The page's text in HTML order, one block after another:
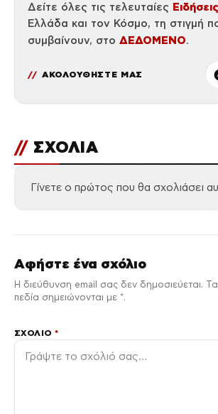
Δείτε όλες τις τελευταίες Ειδήσεις
Ελλάδα και τον Κόσμο, τη στιγμή
συμβαίνουν, στο ΔΕΔΟΜΕΝΟ.
ΑΚΟΛΟΥΘΗΣΤΕ ΜΑΣ
// ΣΧΟΛΙΑ
Γίνετε ο πρώτος που θα σχολιάσει
Αφήστε ένα σχόλιο
Η διεύθυνση email σας δεν δημοσιεύεται.
πεδία σημειώνονται με *.
ΣΧΌΛΙΟ*